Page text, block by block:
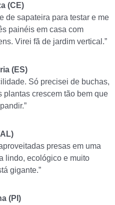
(CE)
de sapateira para testar e me
painéis em casa com
Virei fã de jardim vertical.”
(ES)
Só precisei de buchas,
plantas crescem tão bem que
presas em uma
lindo, ecológico e muito
gigante.”
(PI)